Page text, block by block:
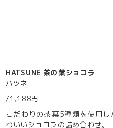
HATSUNE 茶の葉ショコラ
ハツネ
/1,188円
こだわりの茶葉5種類を使用し
わいいショコラの詰め合わせ。